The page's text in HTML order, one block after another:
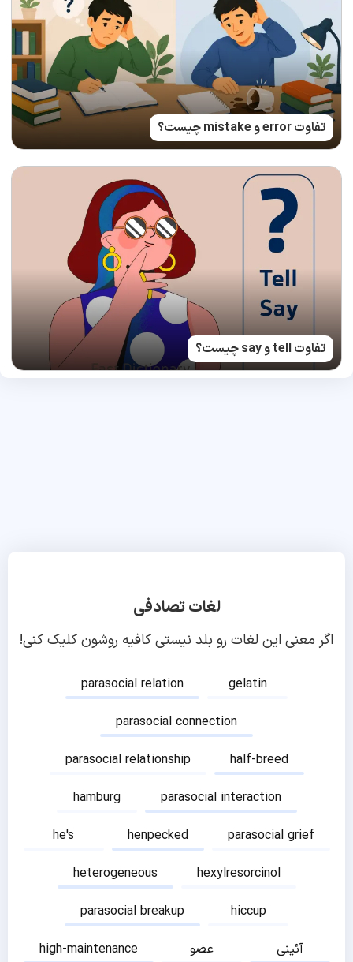
تفاوت error و mistake چیست؟
تفاوت tell و say چیست؟
لغات تصادفی
اگر معنی این لغات رو بلد نیستی کافیه روشون کلیک کنی!
parasocial relation
gelatin
parasocial connection
parasocial relationship
half-breed
hamburg
parasocial interaction
he's
henpecked
parasocial grief
heterogeneous
hexylresorcinol
parasocial breakup
hiccup
high-maintenance
عضو
آئینی